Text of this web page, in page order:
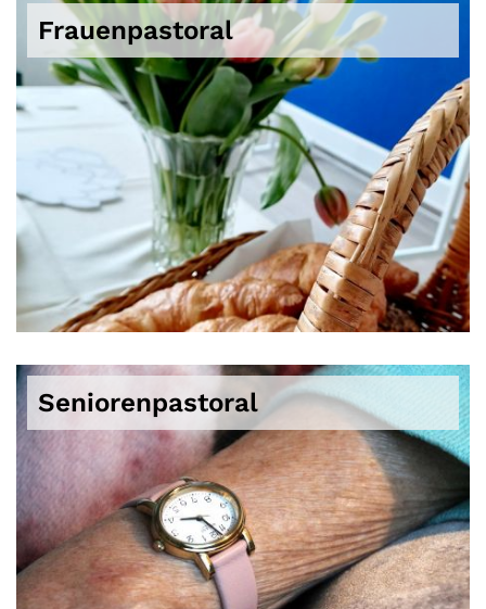
Frauenpastoral
Seniorenpastoral